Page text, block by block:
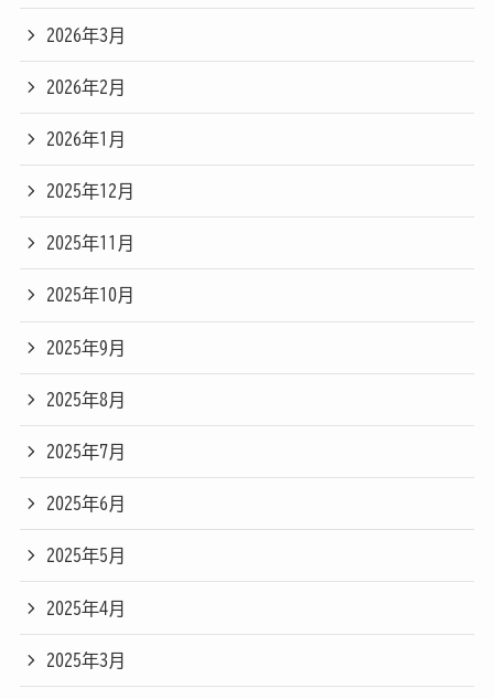
2026年3月
2026年2月
2026年1月
2025年12月
2025年11月
2025年10月
2025年9月
2025年8月
2025年7月
2025年6月
2025年5月
2025年4月
2025年3月